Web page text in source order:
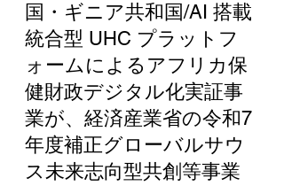
株式会社SOIK、コンゴ民
主共和国・ザンビア共和
国・ギニア共和国/AI 搭載
統合型 UHC プラットフ
ォームによるアフリカ保
健財政デジタル化実証事
業が、経済産業省の令和7